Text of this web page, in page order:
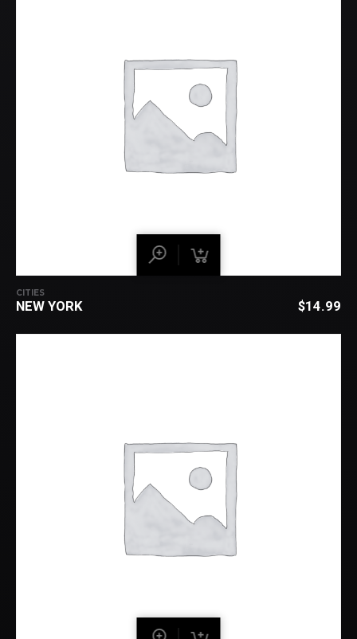
CITIES
NEW YORK $14.99